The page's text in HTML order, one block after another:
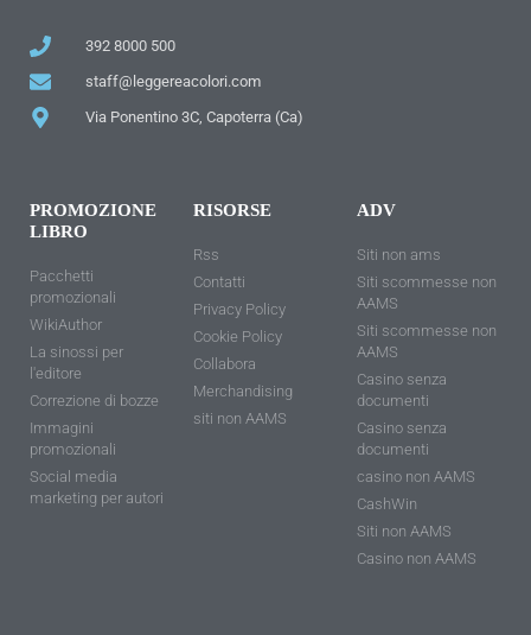
392 8000 500
staff@leggereacolori.com
Via Ponentino 3C, Capoterra (Ca)
PROMOZIONE
LIBRO
Pacchetti
promozionali
WikiAuthor
La sinossi per
l'editore
Correzione di bozze
Immagini
promozionali
Social media
marketing per autori
RISORSE
Rss
Contatti
Privacy Policy
Cookie Policy
Collabora
Merchandising
siti non AAMS
ADV
Siti non ams
Siti scommesse non
AAMS
Siti scommesse non
AAMS
Casino senza
documenti
Casino senza
documenti
casino non AAMS
CashWin
Siti non AAMS
Casino non AAMS